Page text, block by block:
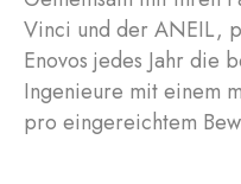
Vinci und der ANEIL,
Enovos jedes Jahr die
Ingenieure mit einem
pro eingereichtem